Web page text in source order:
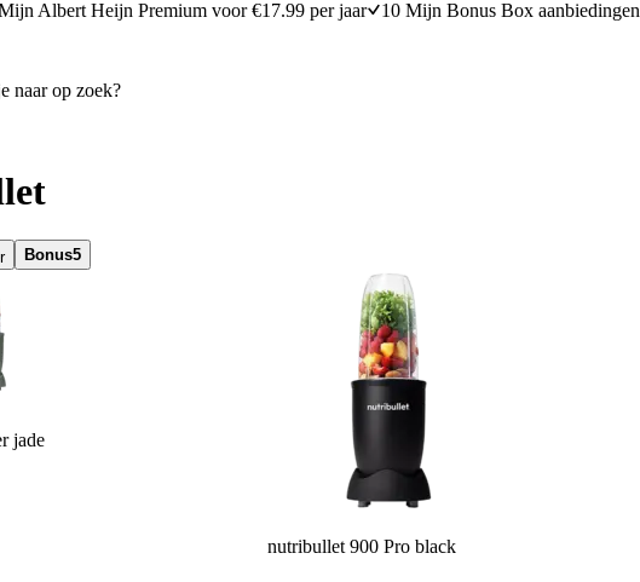
Albert Heijn Premium voor €17.99 per jaar 10 Mijn Bonus Box aanbiedingen
Bonus5
jade
nutribullet 900 Pro black